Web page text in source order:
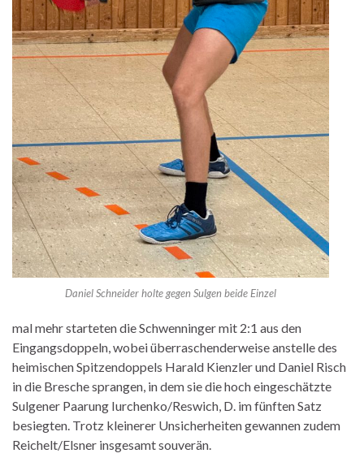
Daniel Schneider holte gegen Sulgen beide Einzel
mal mehr starteten die Schwenninger mit 2:1 aus den
Eingangsdoppeln, wobei überraschenderweise anstelle des
heimischen Spitzendoppels Harald Kienzler und Daniel Risch
in die Bresche sprangen, in dem sie die hoch eingeschätzte
Sulgener Paarung Iurchenko/Reswich, D. im fünften Satz
besiegten. Trotz kleinerer Unsicherheiten gewannen zudem
Reichelt/Elsner insgesamt souverän.